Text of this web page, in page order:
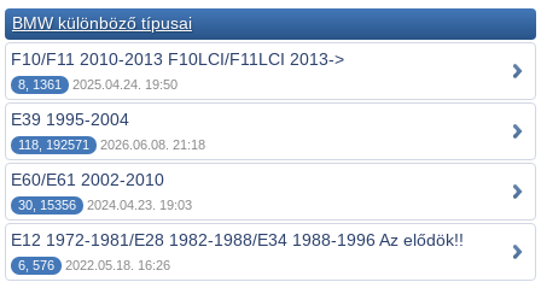
BMW különböző típusai
F10/F11 2010-2013 F10LCI/F11LCI 2013->
8, 1361 2025.04.24. 19:50
E39 1995-2004
118, 192571 2026.06.08. 21:18
E60/E61 2002-2010
30, 15356 2024.04.23. 19:03
E12 1972-1981/E28 1982-1988/E34 1988-1996 Az elődök!!
6, 576 2022.05.18. 16:26